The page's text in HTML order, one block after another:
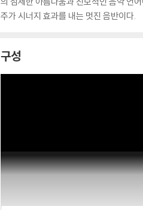
주가 시너지 효과를 내는 멋진 음반이다.
구성